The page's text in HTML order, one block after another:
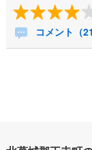
コメント（